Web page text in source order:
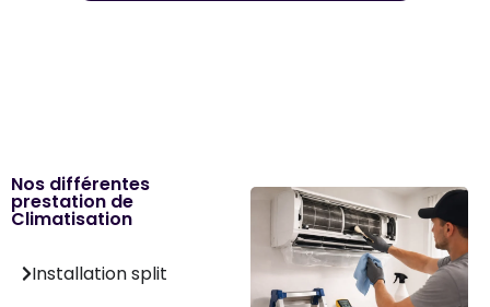
Nos différentes
prestation de
Climatisation
Installation split